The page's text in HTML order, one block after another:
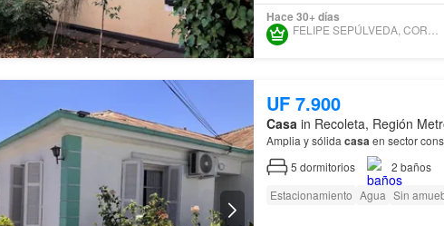
Hace 30+ días
FELIPE SEPÚLVEDA, CORREDOR DE PROPIEDADES
UF 7.900
Casa in Recoleta, Región
Amplia y sólida casaen sector
5 dormitorios 2 baños
Estacionamiento Agua Sin